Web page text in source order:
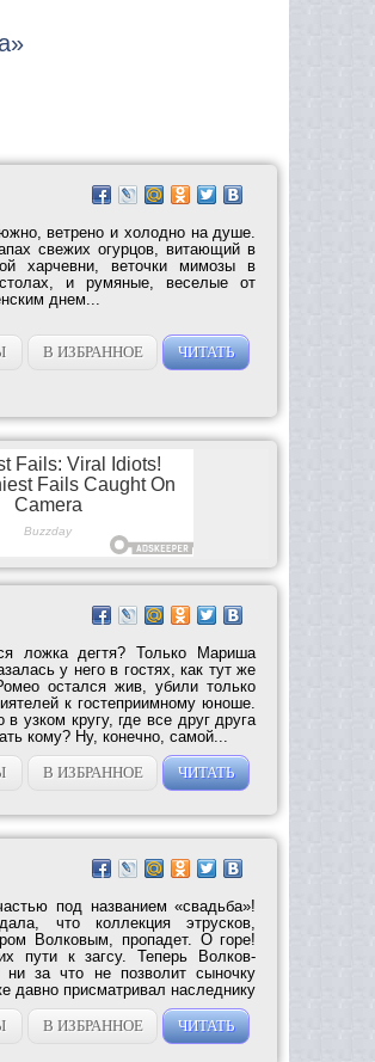
ветрено и холодно на душе.
свежих огурцов, витающий в
харчевни, веточки мимозы в
столах, и румяные, веселые от
днем...
В ИЗБРАННОЕ ЧИТАТЬ
ложка дегтя? Только Мариша
у него в гостях, как тут же
остался жив, убили только
к гостеприимному юноше.
узком кругу, где все друг друга
кому? Ну, конечно, самой...
В ИЗБРАННОЕ ЧИТАТЬ
под названием «свадьба»!
что коллекция этрусков,
Волковым, пропадет. О горе!
пути к загсу. Теперь Волков-
за что не позволит сыночку
давно присматривал наследнику
В ИЗБРАННОЕ ЧИТАТЬ